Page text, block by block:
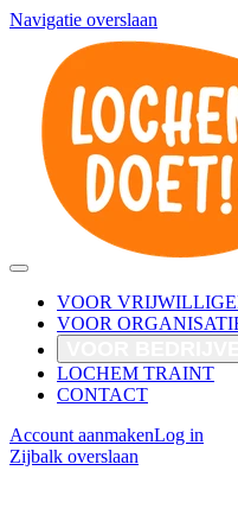
Navigatie overslaan
VOOR
VOOR
LOCHEM TRAINT
CONTACT
Account aanmakenLog in
Zijbalk overslaan